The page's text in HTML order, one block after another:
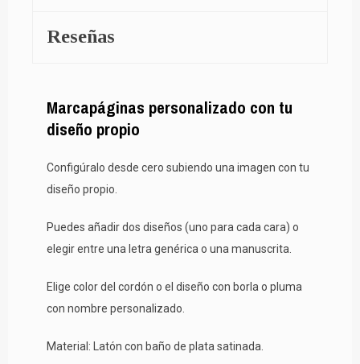
Reseñas
Marcapáginas personalizado con tu
diseño propio
Configúralo desde cero subiendo una imagen con tu
diseño propio.
Puedes añadir dos diseños (uno para cada cara) o
elegir entre una letra genérica o una manuscrita.
Elige color del cordón o el diseño con borla o pluma
con nombre personalizado.
Material: Latón con baño de plata satinada.